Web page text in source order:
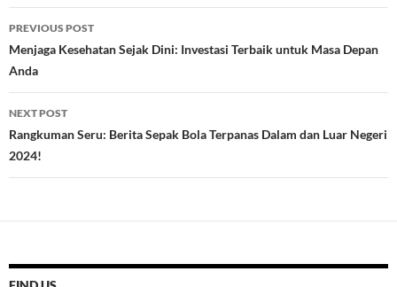
Post
navigation
PREVIOUS POST
Menjaga Kesehatan Sejak Dini: Investasi Terbaik untuk Masa Depan
Anda
NEXT POST
Rangkuman Seru: Berita Sepak Bola Terpanas Dalam dan Luar Negeri
2024!